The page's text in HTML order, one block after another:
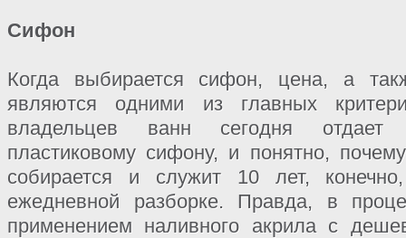
Сифон
Когда выбирается сифон, цена, а
являются одними из главных
владельцев ванн сегодня отдает
пластиковому сифону, и понятно,
собирается и служит 10 лет,
ежедневной разборке. Правда, в
применением наливного акрила с